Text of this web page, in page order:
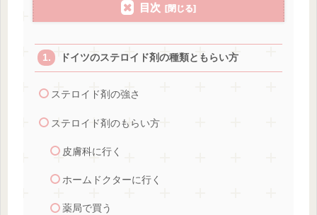
目次
ドイツのステロイド剤の種類ともらい方
ステロイド剤の強さ
ステロイド剤のもらい方
皮膚科に行く
ホームドクターに行く
薬局で買う